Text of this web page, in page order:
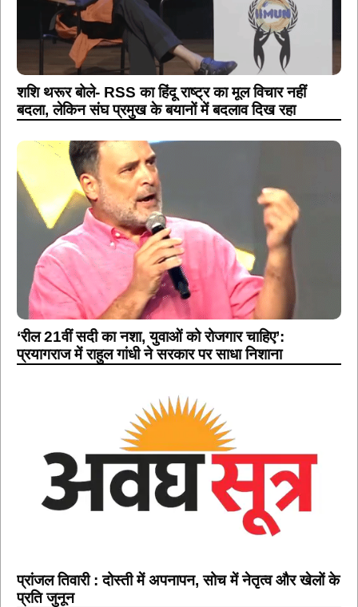
शशि थरूर बोले- RSS का हिंदू राष्ट्र का मूल विचार नहीं
बदला, लेकिन संघ प्रमुख के बयानों में बदलाव दिख रहा
‘रील 21वीं सदी का नशा, युवाओं को रोजगार चाहिए’:
प्रयागराज में राहुल गांधी ने सरकार पर साधा निशाना
प्रांजल तिवारी : दोस्ती में अपनापन, सोच में नेतृत्व और खेलों के
प्रति जुनून